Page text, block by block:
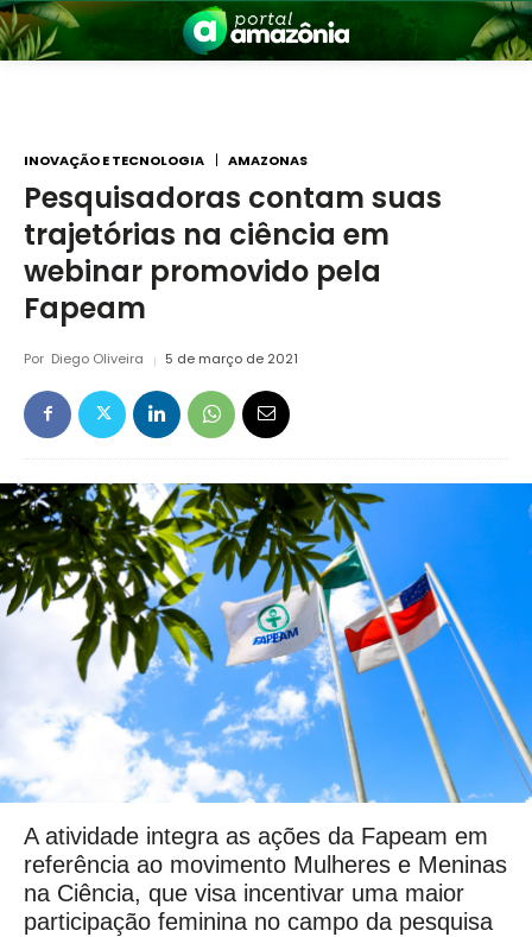
Amazônia
INOVAÇÃO E TECNOLOGIA AMAZONAS
Pesquisadoras contam suas
trajetórias na ciência em
webinar promovido pela
Fapeam
Por Diego Oliveira 5 de março de 2021
A atividade integra as ações da Fapeam em
referência ao movimento Mulheres e Meninas
na Ciência, que visa incentivar uma maior
participação feminina no campo da pesquisa